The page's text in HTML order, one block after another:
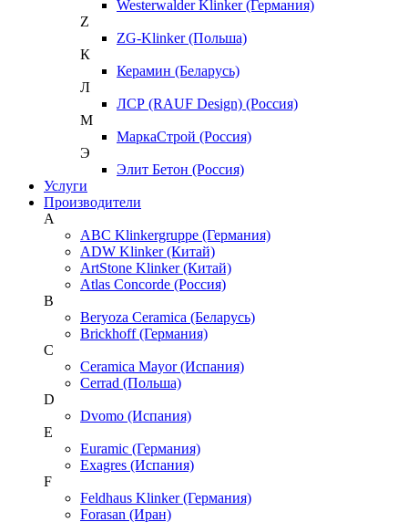
Westerwalder Klinker (Германия)
Z
ZG-Klinker (Польша)
К
Керамин (Беларусь)
Л
ЛСР (RAUF Design) (Россия)
М
МаркаСтрой (Россия)
Э
Элит Бетон (Россия)
Услуги
Производители
A
ABC Klinkergruppe (Германия)
ADW Klinker (Китай)
ArtStone Klinker (Китай)
Atlas Concorde (Россия)
B
Beryoza Ceramica (Беларусь)
Brickhoff (Германия)
C
Ceramica Mayor (Испания)
Cerrad (Польша)
D
Dvomo (Испания)
E
Euramic (Германия)
Exagres (Испания)
F
Feldhaus Klinker (Германия)
Forasan (Иран)